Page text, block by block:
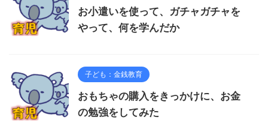
お小遣いを使って、ガチャガチャを
やって、何を学んだか
子ども：金銭教育
おもちゃの購入をきっかけに、お金
の勉強をしてみた